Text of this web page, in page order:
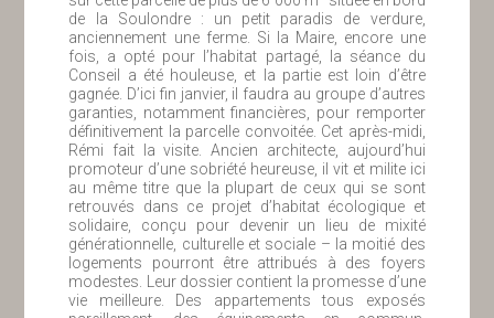
de la Soulondre : un petit paradis de verdure,
anciennement une ferme. Si la Maire, encore une
fois, a opté pour l’habitat partagé, la séance du
Conseil a été houleuse, et la partie est loin d’être
gagnée. D’ici fin janvier, il faudra au groupe d’autres
garanties, notamment financières, pour remporter
définitivement la parcelle convoitée. Cet après-midi,
Rémi fait la visite. Ancien architecte, aujourd’hui
promoteur d’une sobriété heureuse, il vit et milite ici
au même titre que la plupart de ceux qui se sont
retrouvés dans ce projet d’habitat écologique et
solidaire, conçu pour devenir un lieu de mixité
générationnelle, culturelle et sociale – la moitié des
logements pourront être attribués à des foyers
modestes. Leur dossier contient la promesse d’une
vie meilleure. Des appartements tous exposés